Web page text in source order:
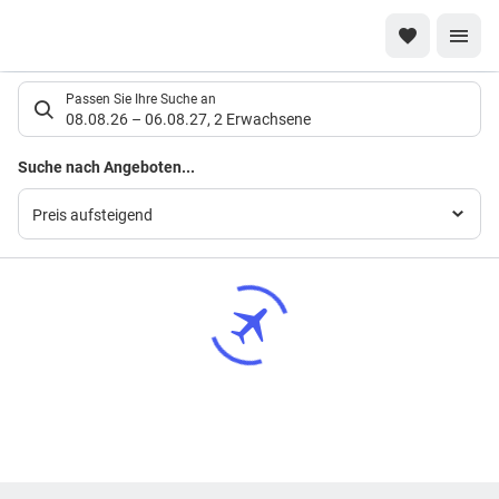
Suchlistenseite
Passen Sie Ihre Suche an
08.08.26 – 06.08.27, 2 Erwachsene
Suche nach Angeboten...
Preis aufsteigend